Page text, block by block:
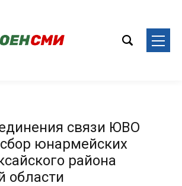
связи ЮВО
юнармейских
района
области